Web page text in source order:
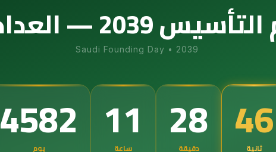
التنازلي الدقيق
Saudi Founding Day • 2039
4582
يوم 11
ساعة 28
دقيقة 45
ثانية